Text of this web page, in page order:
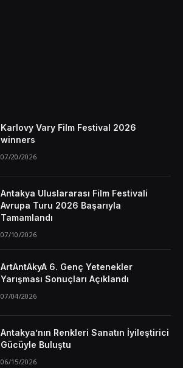
Karlovy Vary Film Festival 2026
winners
07/20/2026
Antakya Uluslararası Film Festivali
Avrupa Turu 2026 Başarıyla
Tamamlandı
07/10/2026
ArtAntAkyA 6. Genç Yetenekler
Yarışması Sonuçları Açıklandı
07/04/2026
Antakya’nın Renkleri Sanatın İyileştirici
Gücüyle Buluştu
06/15/2026